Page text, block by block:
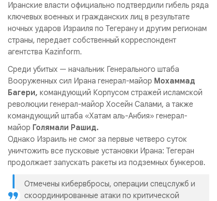
Иранские власти официально подтвердили гибель ряда
ключевых военных и гражданских лиц в результате
ночных ударов Израиля по Тегерану и другим регионам
страны, передает собственный корреспондент
агентства Kazinform.
Среди убитых — начальник Генерального штаба
Вооруженных сил Ирана генерал-майор Мохаммад
Багери, командующий Корпусом стражей исламской
революции генерал-майор Хосейн Салами, а также
командующий штаба «Хатам аль-Анбия» генерал-
майор Голямали Рашид.
Однако Израиль не смог за первые четверо суток
уничтожить все пусковые установки Ирана: Тегеран
продолжает запускать ракеты из подземных бункеров.
Отмечены кибервбросы, операции спецслужб и
скоординированные атаки по критической